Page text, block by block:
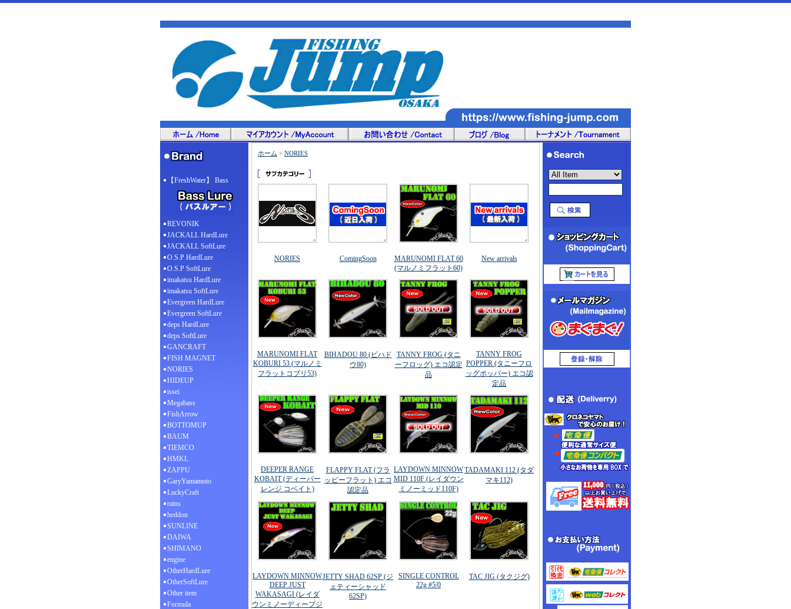
【FreshWater】 Bass
REVONIK
JACKALL HardLure
JACKALL SoftLure
O.S.P HardLure
O.S.P SoftLure
imakatsu HardLure
imakatsu SoftLure
Evergreen HardLure
Evergreen SoftLure
deps HardLure
deps SoftLure
GANCRAFT
FISH MAGNET
NORIES
HIDEUP
issei
Megabass
FishArrow
BOTTOMUP
BAUM
TIEMCO
HMKL
ZAPPU
GaryYamamoto
LuckyCraft
rains
heddon
SUNLINE
DAIWA
SHIMANO
engine
OtherHardLure
OtherSoftLure
Other item
Formula
ホーム > NORIES
NORIES ComingSoon
MARUNOMI FLAT 60
(マルノミフラット60)
New arrivals
MARUNOMI FLAT
KOBURI 53 (マルノミ
フラットコブリ53)
BIHADOU 80 (ビハド
ウ80)
TANNY FROG (タニ
ーフロッグ) エコ認定
品
TANNY FROG
POPPER (タニーフロ
ッグポッパー) エコ認
定品
DEEPER RANGE
KOBAIT (ディーパー
レンジ コベイト)
FLAPPY FLAT (フラ
ッピーフラット) エコ
認定品
LAYDOWN MINNOW
MID 110F (レイダウン
ミノーミッド110F)
TADAMAKI 112 (タダ
マキ112)
LAYDOWN MINNOW
DEEP JUST
WAKASAGI (レイダ
ウンミノーディープジ
JETTY SHAD 62SP (ジ
ェティーシャッド
62SP)
SINGLE CONTROL
22g #5/0
TAC JIG (タクジグ)